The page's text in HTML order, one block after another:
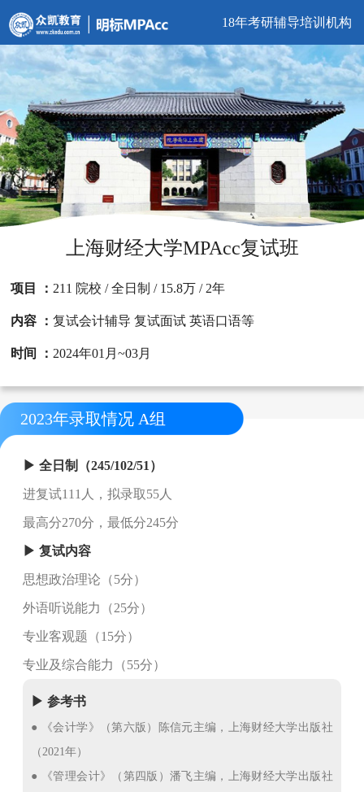
18年考研辅导培训机构
上海财经大学MPAcc复试班
项目 ：211 院校 / 全日制 / 15.8万 / 2年
内容 ：复试会计辅导 复试面试 英语口语等
时间 ：2024年01月~03月
2023年录取情况 A组
▶ 全日制（245/102/51）
进复试111人，拟录取55人
最高分270分，最低分245分
▶ 复试内容
思想政治理论（5分）
外语听说能力（25分）
专业客观题（15分）
专业及综合能力（55分）
▶ 参考书
● 《会计学》（第六版）陈信元主编，上海财经大学出版社
（2021年）
● 《管理会计》（第四版）潘飞主编，上海财经大学出版社